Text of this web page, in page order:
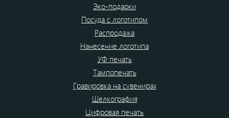
Эко-подарки
Посуда с логотипом
Распродажа
Нанесение логотипа
УФ печать
Тампопечать
Гравировка на сувенирах
Шелкография
Цифровая печать